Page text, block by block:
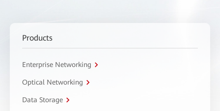
Products
Enterprise Networking
Optical Networking
Data Storage